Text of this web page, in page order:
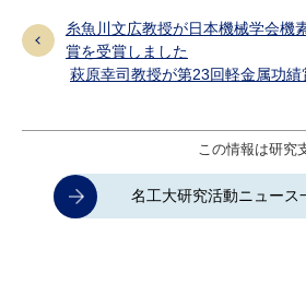
糸魚川文広教授が日本機械学会機
賞を受賞しました
萩原幸司教授が第23回軽⾦属功
この情報は研究
名工大研究活動ニュース